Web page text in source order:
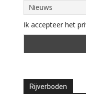
Ik accepteer het
Rijverboden